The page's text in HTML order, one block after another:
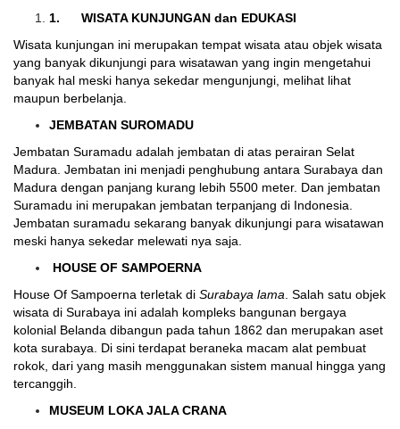
1. WISATA KUNJUNGAN dan EDUKASI
Wisata kunjungan ini merupakan tempat wisata atau objek wisata
yang banyak dikunjungi para wisatawan yang ingin mengetahui
banyak hal meski hanya sekedar mengunjungi, melihat lihat
maupun berbelanja.
JEMBATAN SUROMADU
Jembatan Suramadu adalah jembatan di atas perairan Selat
Madura. Jembatan ini menjadi penghubung antara Surabaya dan
Madura dengan panjang kurang lebih 5500 meter. Dan jembatan
Suramadu ini merupakan jembatan terpanjang di Indonesia.
Jembatan suramadu sekarang banyak dikunjungi para wisatawan
meski hanya sekedar melewati nya saja.
HOUSE OF SAMPOERNA
House Of Sampoerna terletak di Surabaya lama. Salah satu objek
wisata di Surabaya ini adalah kompleks bangunan bergaya
kolonial Belanda dibangun pada tahun 1862 dan merupakan aset
kota surabaya. Di sini terdapat beraneka macam alat pembuat
rokok, dari yang masih menggunakan sistem manual hingga yang
tercanggih.
MUSEUM LOKA JALA CRANA